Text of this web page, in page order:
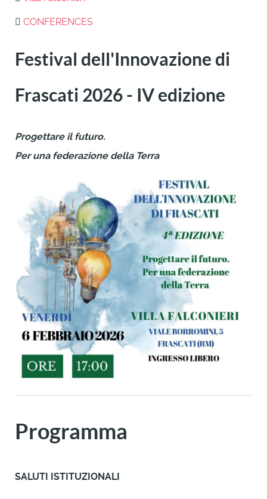
CONFERENCES
Festival dell'Innovazione di
Frascati 2026 - IV edizione
Progettare il futuro.
Per una federazione della Terra
Programma
SALUTI ISTITUZIONALI